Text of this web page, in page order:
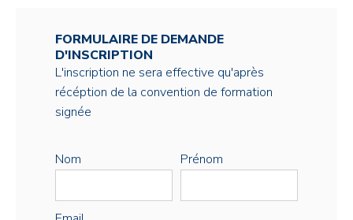
FORMULAIRE DE DEMANDE
D'INSCRIPTION
L'inscription ne sera effective qu'après
récéption de la convention de formation
signée
Nom Prénom